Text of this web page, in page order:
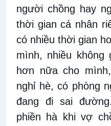
người chồng hay
thời gian cá nhân
có nhiều thời gian
mình, nhiều không
hơn nữa cho
nghỉ hè, có phòng
đang đi sai
phiền hà khi vợ